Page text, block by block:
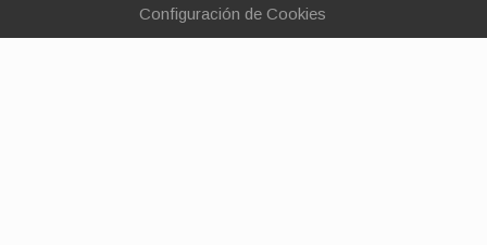
Configuración de Cookies